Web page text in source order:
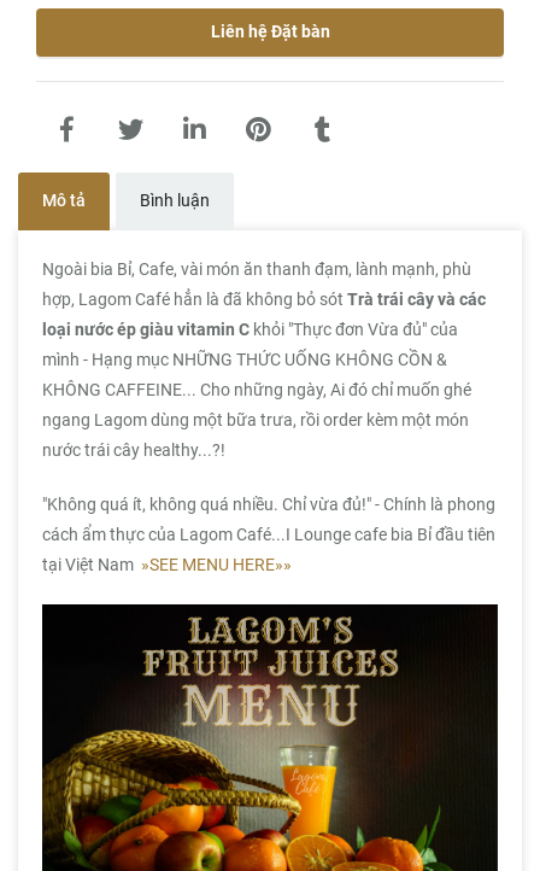
Liên hệ Đặt bàn
Mô tả Bình luận
Ngoài bia Bỉ, Cafe, vài món ăn thanh đạm, lành mạnh, phù
hợp, Lagom Café hẳn là đã không bỏ sót Trà trái cây và các
loại nước ép giàu vitamin C khỏi "Thực đơn Vừa đủ"của
mình - Hạng mục NHỮNG THỨC UỐNG KHÔNG CỒN &
KHÔNG CAFFEINE... Cho những ngày, Ai đó chỉ muốn ghé
ngang Lagom dùng một bữa trưa, rồi order kèm một món
nước trái cây healthy...?!
"Không quá ít, không quá nhiều. Chỉ vừa đủ!" - Chính là phong
cách ẩm thực của Lagom Café...I Lounge cafe bia Bỉ đầu tiên
tại Việt Nam »SEE MENU HERE»»